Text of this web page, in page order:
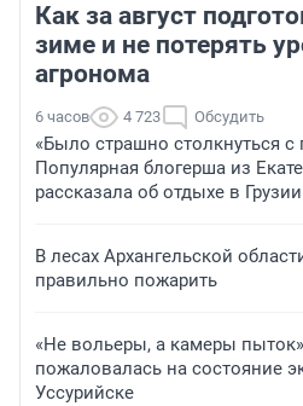
Как за август
зиме и не потерять
агронома
6 часов 4 723 Обсудить
«Было страшно столкнуться с
Популярная блогерша из
рассказала об отдыхе в Грузии
В лесах Архангельской
правильно пожарить
«Не вольеры, а камеры
пожаловалась на состояние
Уссурийске